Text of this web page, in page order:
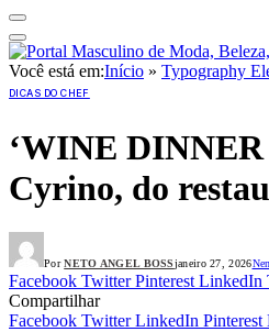
Você está em:Início » Typography
DICAS DO CHEF
‘WINE
Cyrino, do
Por NETO ANGEL BOSSjaneiro 27, 2026
Facebook Twitter Pinterest LinkedIn
Compartilhar
Facebook Twitter LinkedIn Pinterest